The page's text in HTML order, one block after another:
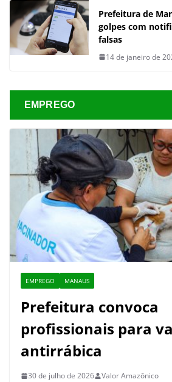
Prefeitura de
golpes com
falsas
14 de janeiro de
EMPREGO
EMPREGO MANAUS
Prefeitura convoca
profissionais para
antirrábica
30 de julho de 2026 Valor Amazônico